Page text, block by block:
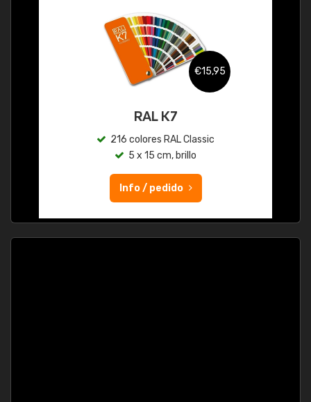
€15,95
RAL K7
216 colores RAL Classic
5 x 15 cm, brillo
Info / pedido